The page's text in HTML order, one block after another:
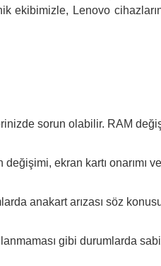
ekibimizle, Lenovo
sorun olabilir. RAM
ekran kartı onarımı
anakart arızası söz
gibi durumlarda